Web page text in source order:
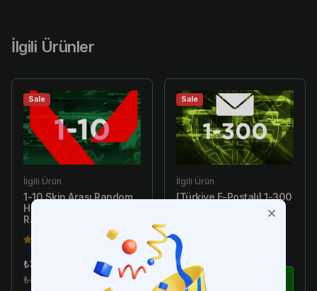
İlgili Ürünler
Sale
İlgili Ürün
1-10 Skin Arası Random
Hesap - Valorant
Random Hesap
4.5(149)
₺34.99
₺89.99
İncele
Sale
İlgili Ürün
[Türkiye E-Postalı] 1-300
₺179.99